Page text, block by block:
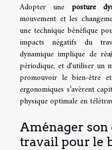
Adopter une posture
mouvement et les
une technique bénéfique
impacts négatifs du
dynamique implique de
périodique, et d'utiliser un
promouvoir le bien-être
ergonomiques s’avèrent
physique optimale en
Aménager son
travail pour le